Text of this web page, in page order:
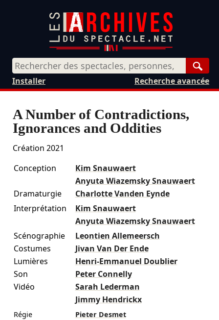
Recherche avancée
Installer
A Number of Contradictions,
Ignorances and Oddities
Création 2021
Conception
Kim Snauwaert
Anyuta Wiazemsky Snauwaert
Dramaturgie
Charlotte Vanden Eynde
Interprétation
Kim Snauwaert
Anyuta Wiazemsky Snauwaert
Scénographie
Leontien Allemeersch
Costumes
Jivan Van Der Ende
Lumières
Henri-Emmanuel Doublier
Son
Peter Connelly
Vidéo
Sarah Lederman
Jimmy Hendrickx
Régie Pieter Desmet